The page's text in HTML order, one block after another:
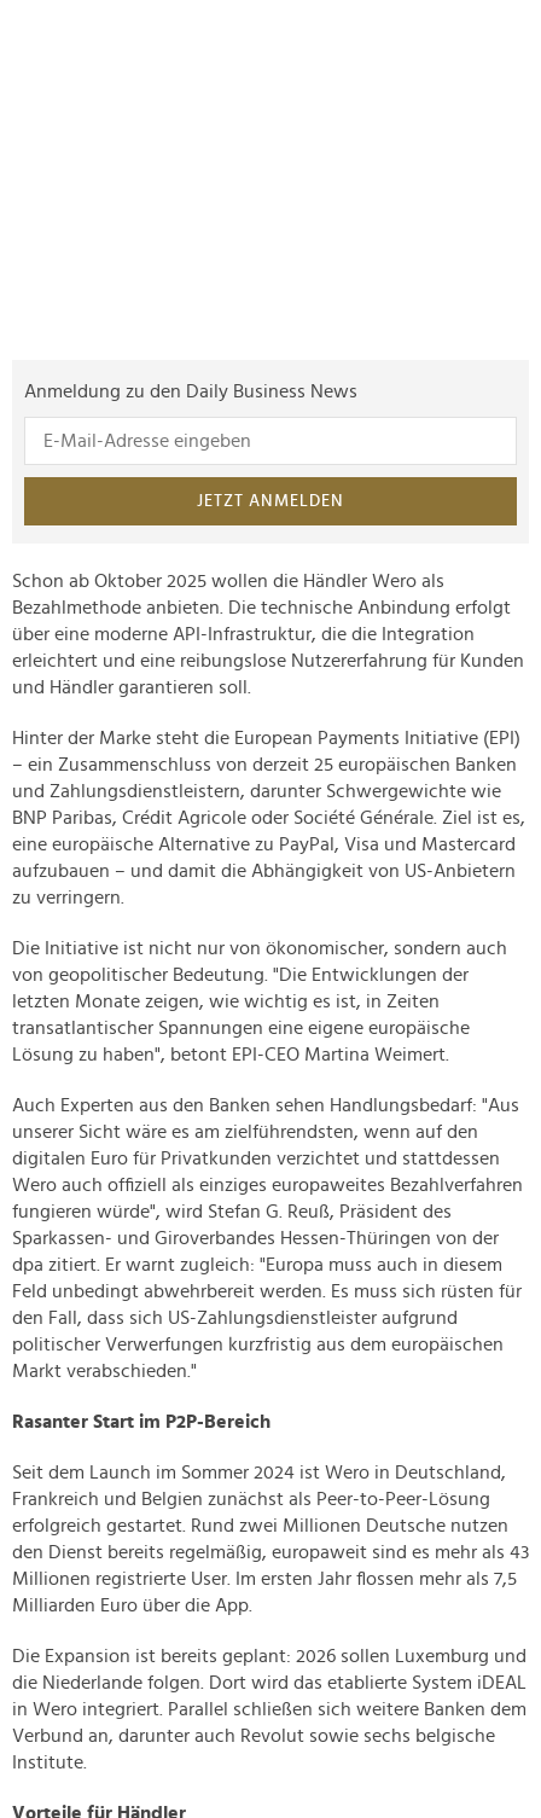
Anmeldung zu den Daily Business News
JETZT ANMELDEN
Schon ab Oktober 2025 wollen die Händler Wero als
Bezahlmethode anbieten. Die technische Anbindung erfolgt
über eine moderne API-Infrastruktur, die die Integration
erleichtert und eine reibungslose Nutzererfahrung für Kunden
und Händler garantieren soll.
Hinter der Marke steht die European Payments Initiative (EPI)
– ein Zusammenschluss von derzeit 25 europäischen Banken
und Zahlungsdienstleistern, darunter Schwergewichte wie
BNP Paribas, Crédit Agricole oder Société Générale. Ziel ist es,
eine europäische Alternative zu PayPal, Visa und Mastercard
aufzubauen – und damit die Abhängigkeit von US-Anbietern
zu verringern.
Die Initiative ist nicht nur von ökonomischer, sondern auch
von geopolitischer Bedeutung. "Die Entwicklungen der
letzten Monate zeigen, wie wichtig es ist, in Zeiten
transatlantischer Spannungen eine eigene europäische
Lösung zu haben", betont EPI-CEO Martina Weimert.
Auch Experten aus den Banken sehen Handlungsbedarf: "Aus
unserer Sicht wäre es am zielführendsten, wenn auf den
digitalen Euro für Privatkunden verzichtet und stattdessen
Wero auch offiziell als einziges europaweites Bezahlverfahren
fungieren würde", wird Stefan G. Reuß, Präsident des
Sparkassen- und Giroverbandes Hessen-Thüringen von der
dpa zitiert. Er warnt zugleich: "Europa muss auch in diesem
Feld unbedingt abwehrbereit werden. Es muss sich rüsten für
den Fall, dass sich US-Zahlungsdienstleister aufgrund
politischer Verwerfungen kurzfristig aus dem europäischen
Markt verabschieden."
Rasanter Start im P2P-Bereich
Seit dem Launch im Sommer 2024 ist Wero in Deutschland,
Frankreich und Belgien zunächst als Peer-to-Peer-Lösung
erfolgreich gestartet. Rund zwei Millionen Deutsche nutzen
den Dienst bereits regelmäßig, europaweit sind es mehr als 43
Millionen registrierte User. Im ersten Jahr flossen mehr als 7,5
Milliarden Euro über die App.
Die Expansion ist bereits geplant: 2026 sollen Luxemburg und
die Niederlande folgen. Dort wird das etablierte System iDEAL
in Wero integriert. Parallel schließen sich weitere Banken dem
Verbund an, darunter auch Revolut sowie sechs belgische
Institute.
Vorteile für Händler